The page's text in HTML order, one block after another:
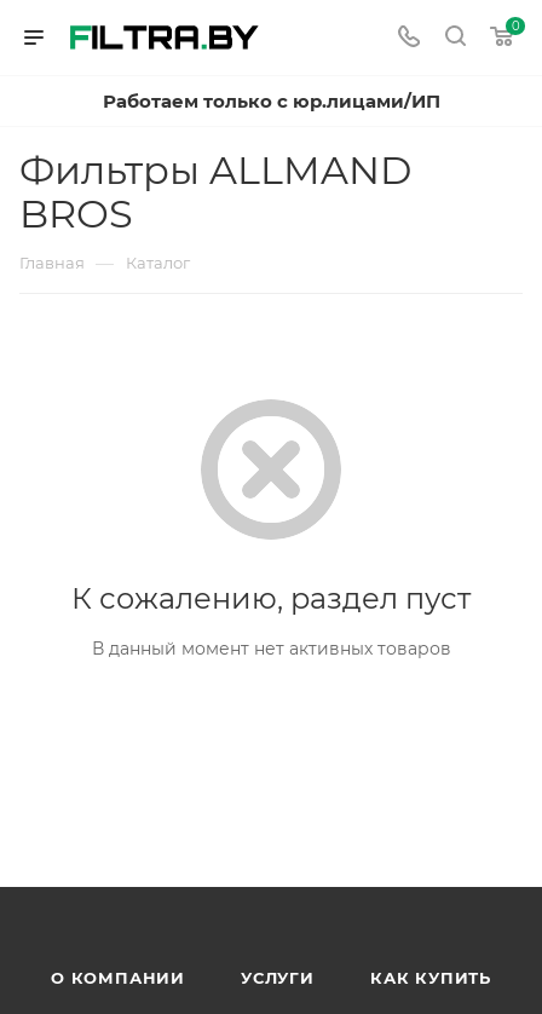
0
Работаем только с юр.лицами/ИП
Фильтры ALLMAND
BROS
Главная — Каталог
К сожалению, раздел пуст
В данный момент нет активных товаров
О КОМПАНИИ УСЛУГИ КАК КУПИТЬ